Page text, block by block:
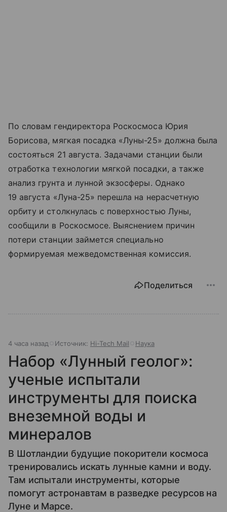
По словам гендиректора Роскосмоса Юрия
Борисова, мягкая посадка «Луны-25» должна была
состояться 21 августа. Задачами станции были
отработка технологии мягкой посадки, а также
анализ грунта и лунной экзосферы. Однако
19 августа «Луна-25» перешла на нерасчетную
орбиту и столкнулась с поверхностью Луны,
сообщили в Роскосмосе. Выяснением причин
потери станции займется специально
формируемая межведомственная комиссия.
Поделиться
4 часа назад Источник: Hi-Tech Mail Наука
Набор «Лунный геолог»:
ученые испытали
инструменты для поиска
внеземной воды и
минералов
В Шотландии будущие покорители космоса
тренировались искать лунные камни и воду.
Там испытали инструменты, которые
помогут астронавтам в разведке ресурсов на
Луне и Марсе.